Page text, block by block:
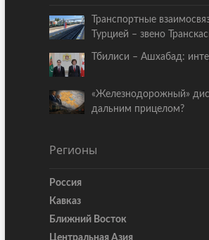
Транспортные
Турцией – звено
Тбилиси – Ашхабад:
«Железнодорожный»
дальним прицелом?
Регионы
Россия
Кавказ
Ближний Восток